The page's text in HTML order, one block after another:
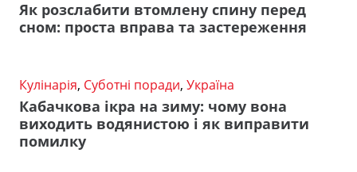
Як розслабити втомлену спину перед
сном: проста вправа та застереження
Кулінарія, Суботні поради, Україна
Кабачкова ікра на зиму: чому вона
виходить водянистою і як виправити
помилку